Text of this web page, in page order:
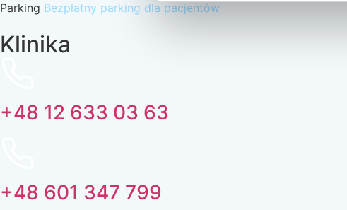
Parking Bezpłatny parking dla pacjentów
Klinika
+48 12 633 03 63
+48 601 347 799